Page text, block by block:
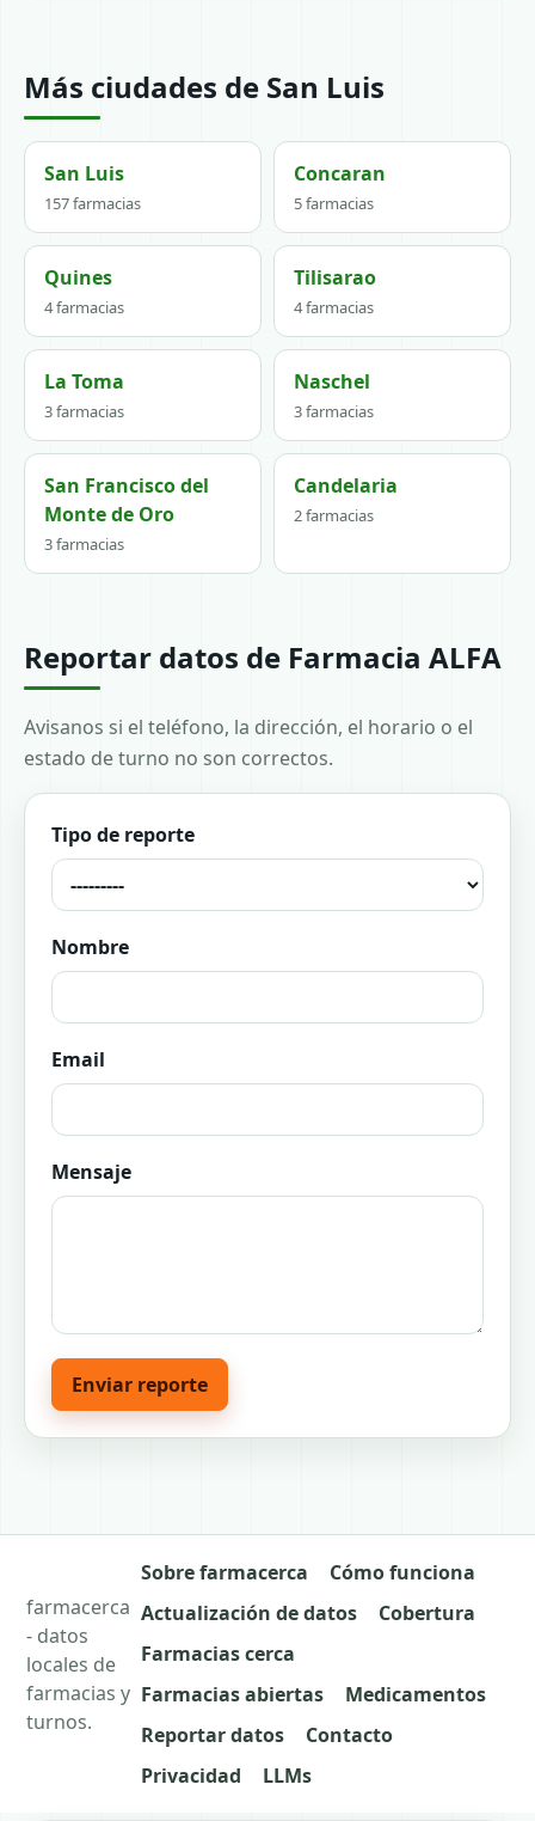
Más ciudades de San Luis
San Luis
157 farmacias
Concaran
5 farmacias
Quines
4 farmacias
Tilisarao
4 farmacias
La Toma
3 farmacias
Naschel
3 farmacias
San Francisco del
Monte de Oro
3 farmacias
Candelaria
2 farmacias
Reportar datos de Farmacia ALFA
Avisanos si el teléfono, la dirección, el horario o el
estado de turno no son correctos.
Tipo de reporte
Nombre
Email
Mensaje
Enviar reporte
farmacerca
- datos
locales de
farmacias y
turnos.
Sobre farmacerca
Cómo funciona
Actualización de datos
Cobertura
Farmacias cerca
Farmacias abiertas
Medicamentos
Reportar datos
Contacto
Privacidad
LLMs